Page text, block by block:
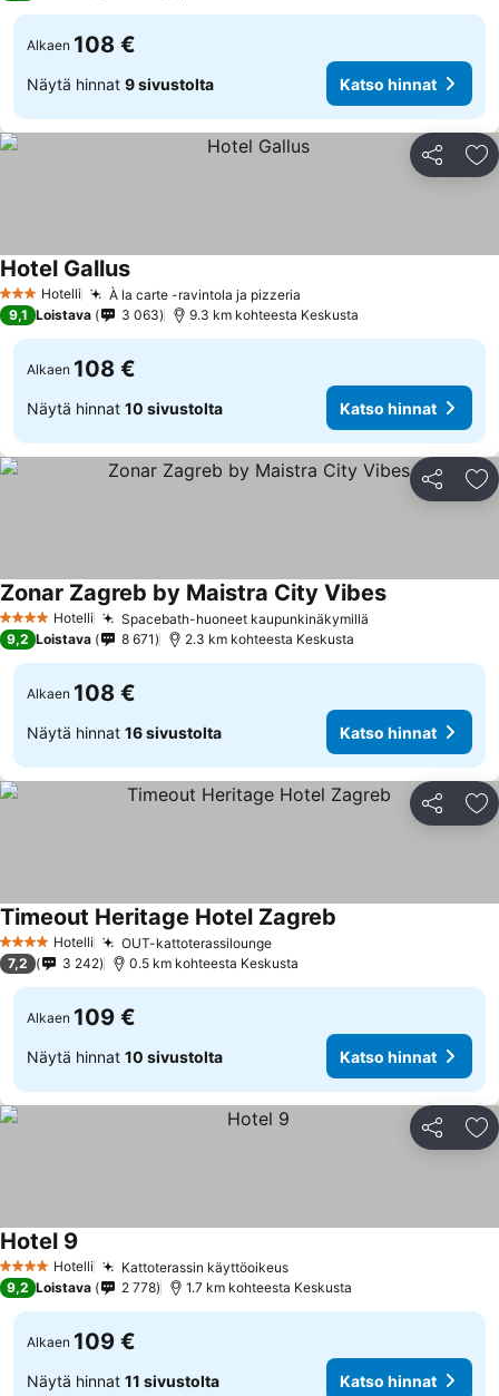
Alkaen 108 €
Näytä hinnat 9 sivustolta Katso hinnat
Jaa
3 Tähtiluokitus
Hotelli À la carte -ravintola ja pizzeria
Hotel GallusKatso hinnat
9,1 Loistava 3 063 9.3 km kohteesta Keskusta
Alkaen 108 €
Näytä hinnat 10 sivustolta Katso hinnat
Jaa
4 Tähtiluokitus
Hotelli Spacebath-huoneet kaupunkinäkymillä
Zonar Zagreb by Maistra City VibesKatso hinnat
9,2 Loistava 8 671 2.3 km kohteesta Keskusta
Alkaen 108 €
Näytä hinnat 16 sivustolta Katso hinnat
Jaa
4 Tähtiluokitus
Hotelli OUT-kattoterassiloungeKatso hinnat
Timeout Heritage Hotel Zagreb
7,2 3 242 0.5 km kohteesta Keskusta
Alkaen 109 €
Näytä hinnat 10 sivustolta Katso hinnat
Jaa
4 Tähtiluokitus
Hotelli Kattoterassin käyttöoikeusKatso hinnat
Hotel 9
9,2 Loistava 2 778 1.7 km kohteesta Keskusta
Alkaen 109 €
Näytä hinnat 11 sivustolta Katso hinnat